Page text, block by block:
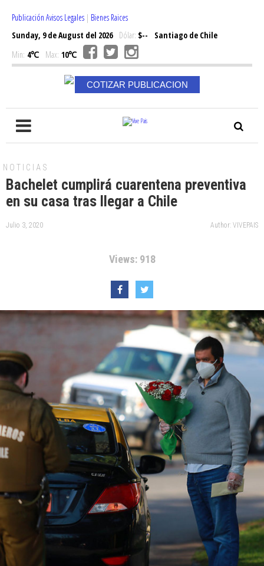
Publicación Avisos Legales | Bienes Raices
Sunday, 9 de August del 2026Dólar: $--
Santiago de Chile
Min: 4℃ Max: 10℃
COTIZAR PUBLICACION
NOTICIAS
Bachelet cumplirá cuarentena preventiva
en su casa tras llegar a Chile
Julio 3, 2020 Author: VIVEPAIS
Views: 918